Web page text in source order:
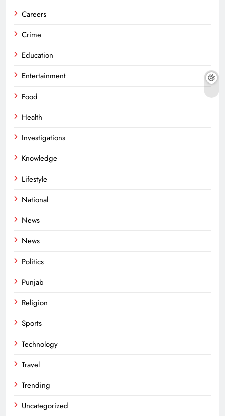
Careers
Crime
Education
Entertainment
Food
Health
Investigations
Knowledge
Lifestyle
National
News
News
Politics
Punjab
Religion
Sports
Technology
Travel
Trending
Uncategorized